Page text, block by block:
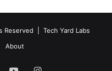
Reserved | Tech Yard Labs
About